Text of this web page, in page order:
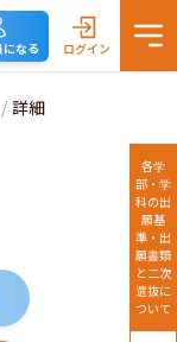
なる ログイン
/ 詳細
各学
部・学
科の出
願基
準・出
願書類
と二次
選抜に
ついて